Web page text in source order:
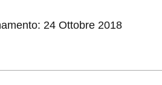
24 Ottobre 2018